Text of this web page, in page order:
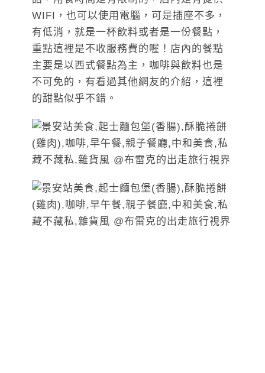
WIFI，也可以使用電腦，可是插座不多，
有低消，就是一杯飲料或者是一份餐點，
重點這裡是不收服務費的喔！店內的餐點
主要是以西式餐點為主，咖啡與飲料也是
不可免的，有看過其他網友的介紹，這裡
的甜點似乎不錯。